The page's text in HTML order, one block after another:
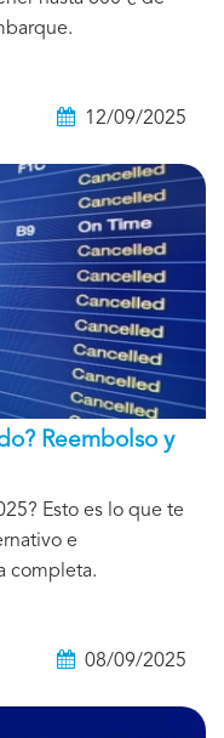
12/09/2025
Reembolso y
Esto es lo que te
e
completa.
08/09/2025